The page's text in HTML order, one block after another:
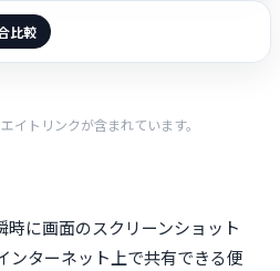
比較
イトリンクが含まれています。
に画面のスクリーンショット
ンターネット上で共有できる便